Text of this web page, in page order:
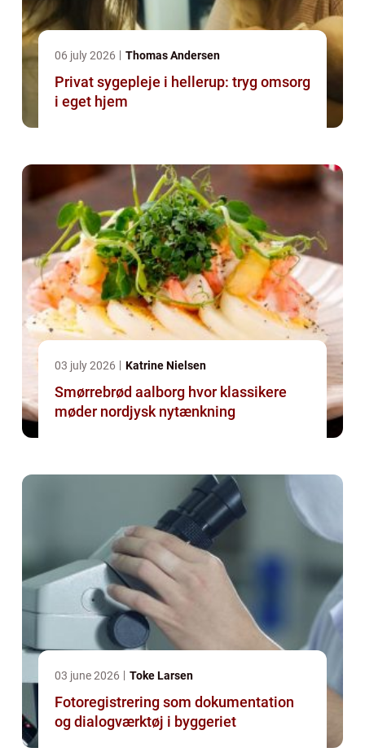
06 july 2026 Thomas Andersen
Privat sygepleje i hellerup: tryg omsorg
i eget hjem
03 july 2026 Katrine Nielsen
Smørrebrød aalborg hvor klassikere
møder nordjysk nytænkning
03 june 2026 Toke Larsen
Fotoregistrering som dokumentation
og dialogværktøj i byggeriet